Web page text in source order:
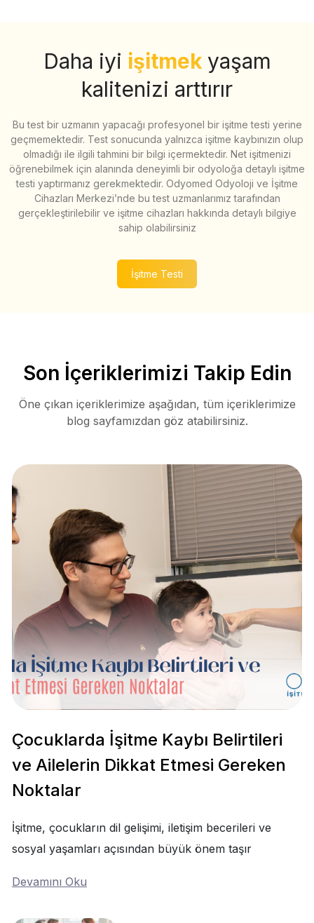
Daha iyi işitmek yaşam
kalitenizi arttırır
Bu test bir uzmanın yapacağı profesyonel bir işitme testi yerine
geçmemektedir. Test sonucunda yalnızca işitme kaybınızın olup
olmadığı ile ilgili tahmini bir bilgi içermektedir. Net işitmenizi
öğrenebilmek için alanında deneyimli bir odyoloğa detaylı işitme
testi yaptırmanız gerekmektedir. Odyomed Odyoloji ve İşitme
Cihazları Merkezi’nde bu test uzmanlarımız tarafından
gerçekleştirilebilir ve işitme cihazları hakkında detaylı bilgiye
sahip olabilirsiniz
İşitme Testi
Son İçeriklerimizi Takip Edin
Öne çıkan içeriklerimize aşağıdan, tüm içeriklerimize
blog sayfamızdan göz atabilirsiniz.
Çocuklarda İşitme Kaybı Belirtileri
ve Ailelerin Dikkat Etmesi Gereken
Noktalar
İşitme, çocukların dil gelişimi, iletişim becerileri ve
sosyal yaşamları açısından büyük önem taşır
Devamını Oku